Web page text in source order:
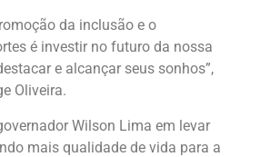
da inclusão e o
é investir no futuro da nossa
e alcançar seus sonhos”,
Oliveira.
Wilson Lima em levar
mais qualidade de vida para a